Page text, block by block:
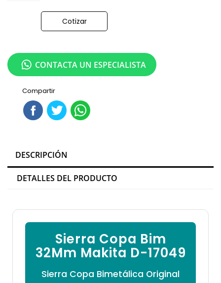
Cotizar
Compartir
CONTACTA UN ESPECIALISTA
DESCRIPCIÓN
DETALLES DEL PRODUCTO
Sierra Copa Bim
32Mm Makita D-17049
Sierra Copa Bimetálica Original